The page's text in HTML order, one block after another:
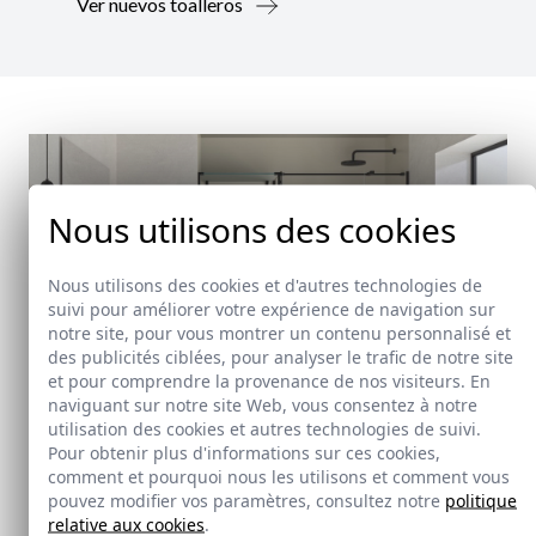
Ver nuevos toalleros
Nouveauté
Nous utilisons des cookies
Nous utilisons des cookies et d'autres technologies de
suivi pour améliorer votre expérience de navigation sur
notre site, pour vous montrer un contenu personnalisé et
des publicités ciblées, pour analyser le trafic de notre site
et pour comprendre la provenance de nos visiteurs. En
naviguant sur notre site Web, vous consentez à notre
utilisation des cookies et autres technologies de suivi.
Pour obtenir plus d'informations sur ces cookies,
comment et pourquoi nous les utilisons et comment vous
pouvez modifier vos paramètres, consultez notre politique
relative aux cookies.